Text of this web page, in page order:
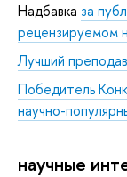
Надбавка за
рецензируемом
Лучший
Победитель
научно-
научные